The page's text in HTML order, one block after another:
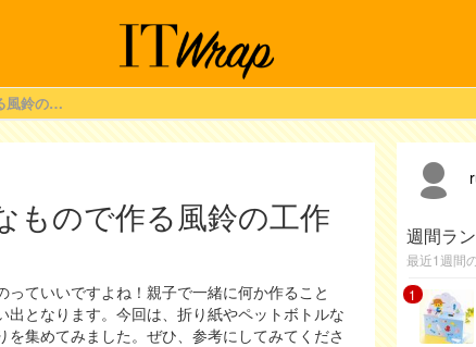
気分から涼しく♪身近なもので作る風鈴の工作動画あれこれ★
もので作る風鈴の工作
ていいですよね！親子で一緒に何か作ること
となります。今回は、折り紙やペットボトルな
集めてみました。ぜひ、参考にしてみてくださ
週間ラ
最近1週間
1